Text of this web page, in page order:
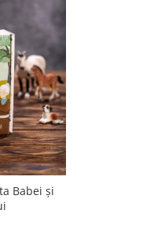
Babei și